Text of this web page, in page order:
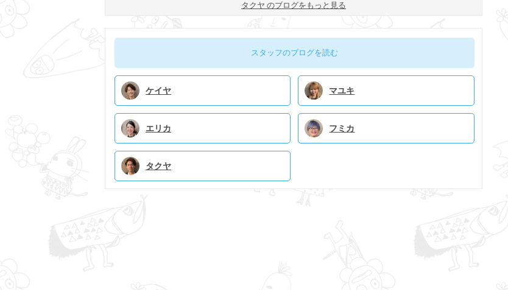
uの新提案
タクヤ のブログをもっと見る
スタッフのブログを読む
ケイヤ マユキ
エリカ フミカ
タクヤ